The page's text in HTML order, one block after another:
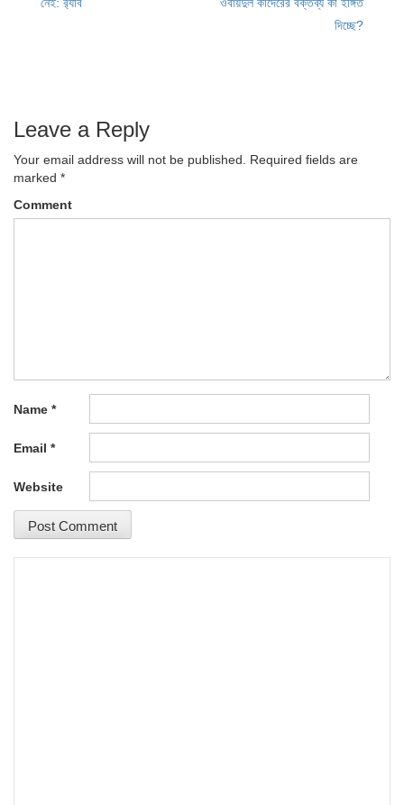
দিচ্ছে?
Leave a Reply
Your email address will not be published.
Required fields are
marked *
Comment
Name *
Email *
Website